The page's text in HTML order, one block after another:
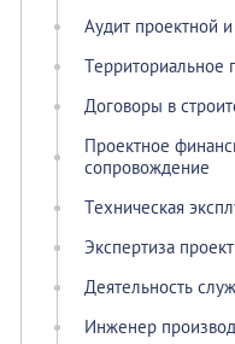
Аудит проектной
Территориальное
Договоры в
Проектное
сопровождение
Техническая
Экспертиза
Деятельность
Инженер